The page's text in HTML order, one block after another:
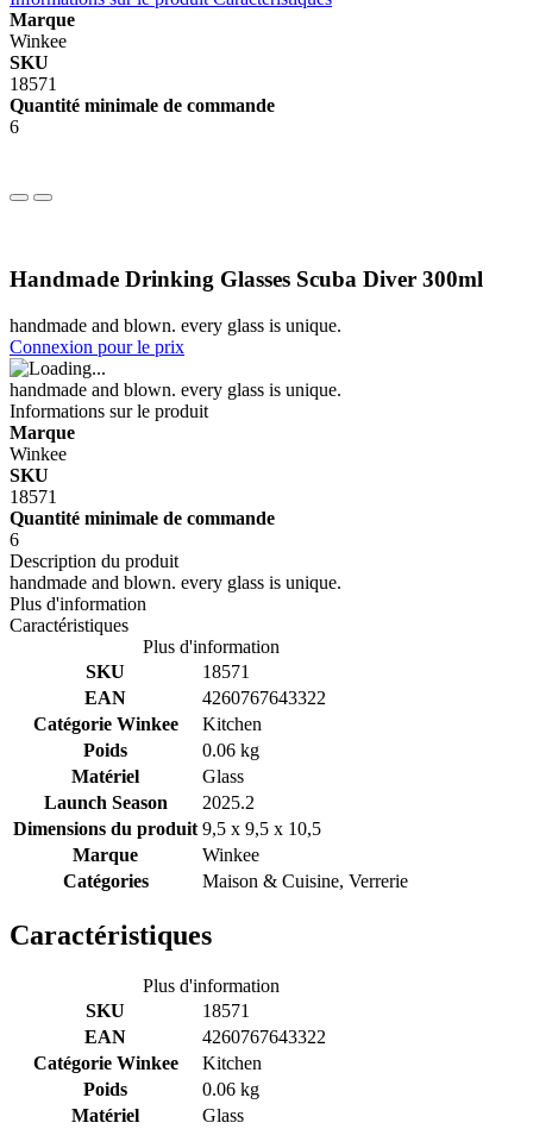
Marque
Winkee
SKU
18571
Quantité minimale de commande
6
Handmade Drinking Glasses Scuba Diver 300ml
handmade and blown. every glass is unique.
Connexion pour le prix
handmade and blown. every glass is unique.
Informations sur le produit
Marque
Winkee
SKU
18571
Quantité minimale de commande
6
Description du produit
handmade and blown. every glass is unique.
Plus d'information
Caractéristiques
Plus d'information
SKU
18571
EAN
4260767643322
Catégorie Winkee
Kitchen
Poids
0.06 kg
Matériel
Glass
Launch Season
2025.2
Dimensions du produit 9,5 x 9,5 x 10,5
Marque
Winkee
Catégories
Maison & Cuisine, Verrerie
Caractéristiques
Plus d'information
SKU
18571
EAN
4260767643322
Catégorie Winkee
Kitchen
Poids
0.06 kg
Matériel
Glass